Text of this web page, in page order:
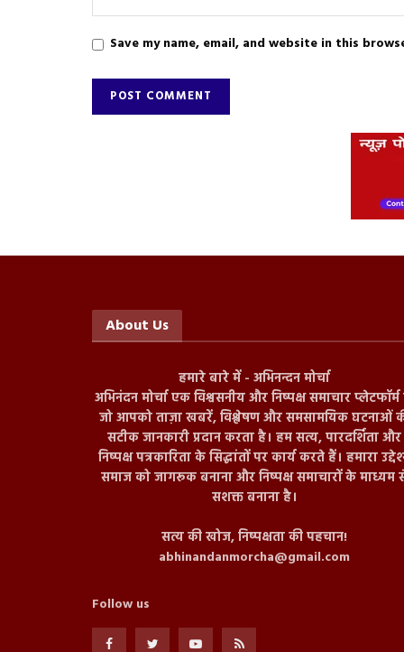
Save my name, email, and website in this
About Us
हमारे बारे में - अभिनन्दन मोर्चा
अभिनंदन मोर्चा एक विश्वसनीय और निष्पक्ष समाचार
जो आपको ताज़ा खबरें, विश्लेषण और समसामयिक घटनाओं
सटीक जानकारी प्रदान करता है। हम सत्य, पारदर्शिता और
निष्पक्ष पत्रकारिता के सिद्धांतों पर कार्य करते हैं। हमारा
समाज को जागरूक बनाना और निष्पक्ष समाचारों के माध्यम
सशक्त बनाना है।
सत्य की खोज, निष्पक्षता की पहचान!
abhinandanmorcha@gmail.com
Follow us